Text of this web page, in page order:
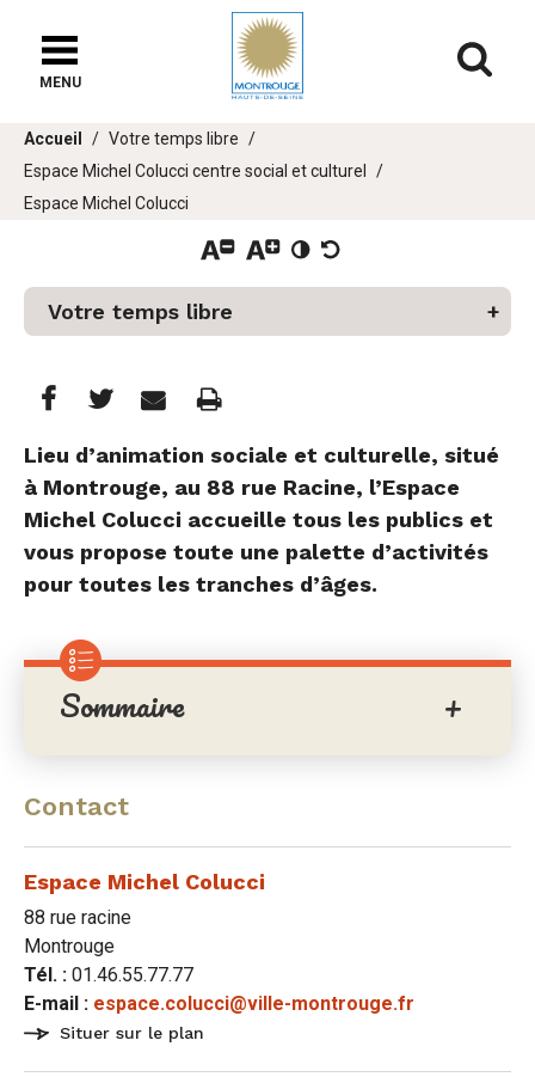
chat
MENU
Vous
êtes
Accueil
Votre temps libre
Espace Michel Colucci centre social et culturel
Espace Michel Colucci
Votre temps libre
Partager
cette
page
Facebook
Partager
cette
page
Twitter
Partager
cette
page
par
e-
Imprimer
Lieu d’animation sociale et culturelle, situé
à Montrouge, au 88 rue Racine, l’Espace
Michel Colucci accueille tous les publics et
vous propose toute une palette d’activités
pour toutes les tranches d’âges.
Sommaire
Contact
Espace Michel Colucci
88 rue racine
Montrouge
Tél. : 01.46.55.77.77
E-mail : espace.colucci@ville-montrouge.fr
Situer sur le plan